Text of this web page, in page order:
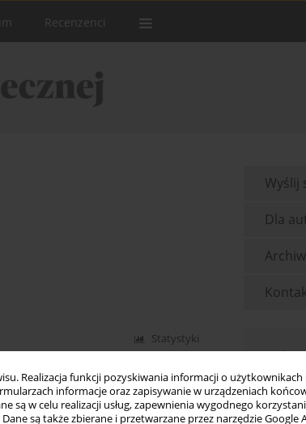
Realizacja funkcji pozyskiwania informacji o użytkownikach
informacje oraz zapisywanie w urządzeniach
są w celu realizacji usług, zapewnienia wygodnego
Dane są także zbierane i przetwarzane przez narzędzie Google
Recenzenci
Statystyki
Wyślij
Dla
Miesiąc
Auto-